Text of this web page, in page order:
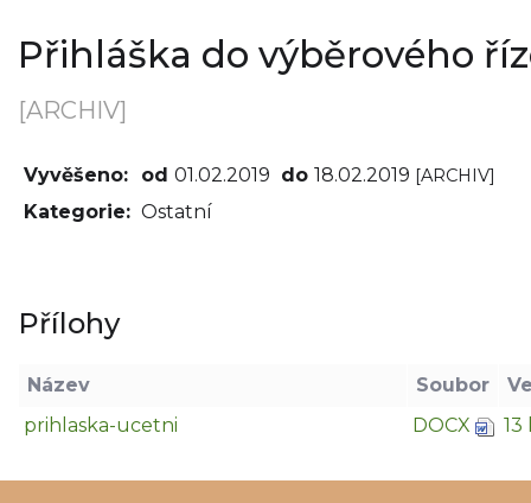
Přihláška do výběrového
[ARCHIV]
Vyvěšeno: od 01.02.2019 do 18.02.2019 [ARCHIV]
Kategorie: Ostatní
Přílohy
Název Soubor
prihlaska-ucetni
DOCX 13